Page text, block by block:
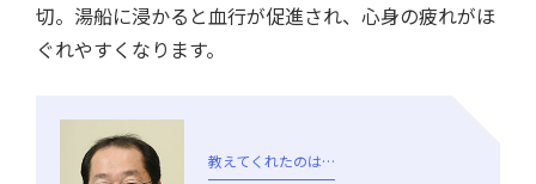
切。湯船に浸かると血行が促進され、心身の疲れがほ
ぐれやすくなります。
教えてくれたのは…